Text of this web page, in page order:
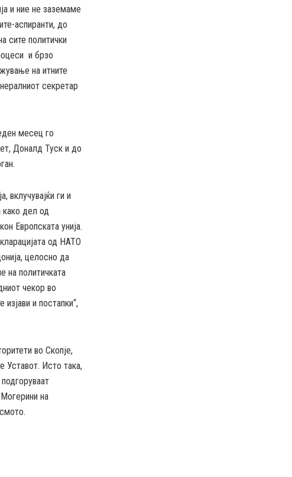
и ние не заземаме
аспиранти, до
сите политички
и брзо
на итните
секретар
месец го
Доналд Туск и до
вклучувајќи ги и
како дел од
Европската унија.
од НАТО
целосно да
на политичката
чекор во
и постапки“,
во Скопје,
Уставот. Исто така,
на